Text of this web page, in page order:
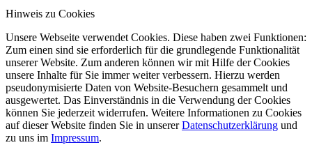
Hinweis zu Cookies
Unsere Webseite verwendet Cookies. Diese haben zwei Funktionen:
Zum einen sind sie erforderlich für die grundlegende Funktionalität
unserer Website. Zum anderen können wir mit Hilfe der Cookies
unsere Inhalte für Sie immer weiter verbessern. Hierzu werden
pseudonymisierte Daten von Website-Besuchern gesammelt und
ausgewertet. Das Einverständnis in die Verwendung der Cookies
können Sie jederzeit widerrufen. Weitere Informationen zu Cookies
auf dieser Website finden Sie in unsererDatenschutzerklärung und
zu uns im Impressum.